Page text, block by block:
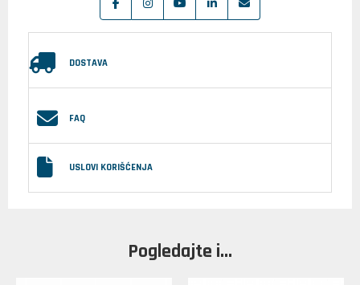
DOSTAVA
FAQ
USLOVI KORIŠĆENJA
Pogledajte i...